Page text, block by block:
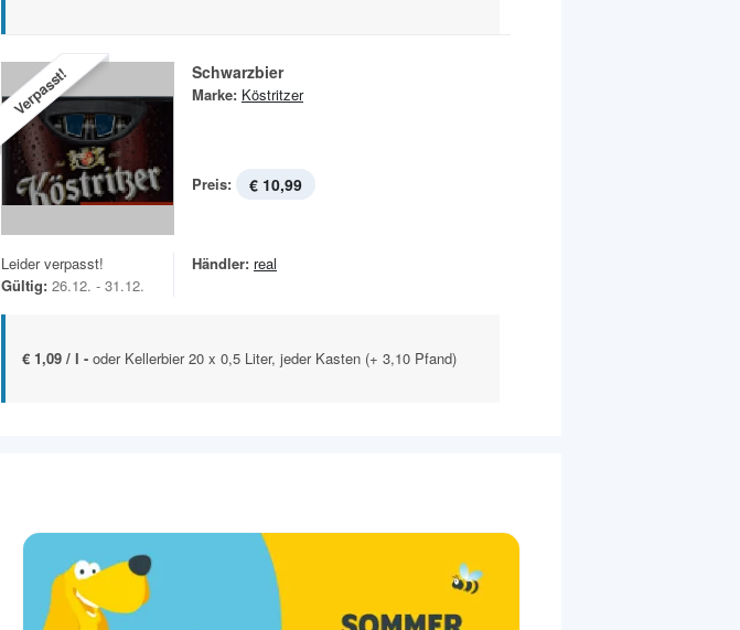
Verpasst! Schwarzbier
Marke: Köstritzer
Preis: € 10,99
Leider verpasst!
Gültig: 26.12. - 31.12.
Händler: real
€ 1,09 / l - oder Kellerbier 20 x 0,5 Liter, jeder Kasten (+ 3,10 Pfand)